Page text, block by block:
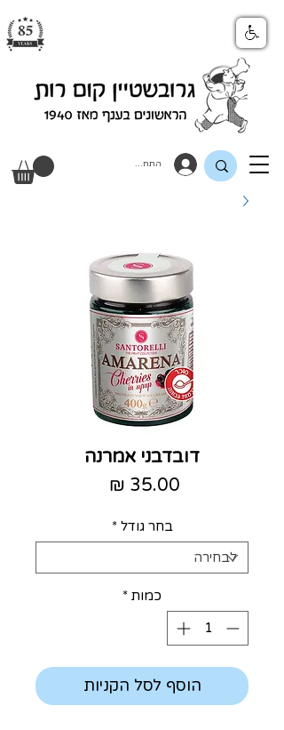
התחבר
דובדבני אמרנה
בחר גודל *
כמות *
הוסף לסל הקניות